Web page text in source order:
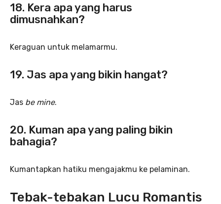
18. Kera apa yang harus
dimusnahkan?
Keraguan untuk melamarmu.
19. Jas apa yang bikin hangat?
Jas be mine.
20. Kuman apa yang paling bikin
bahagia?
Kumantapkan hatiku mengajakmu ke pelaminan.
Tebak-tebakan Lucu Romantis